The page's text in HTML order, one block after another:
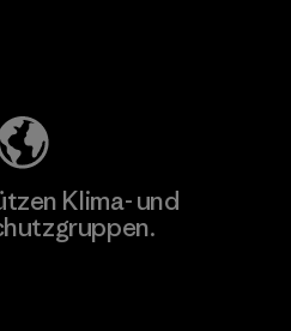
Klima- und